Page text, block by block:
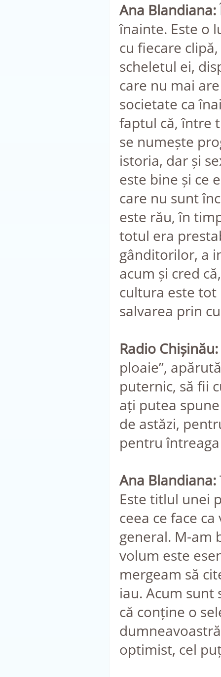
Ana Blandiana:
înainte. Este o
cu fiecare
scheletul ei,
care nu mai
societate ca
faptul că, între
se numește
istoria, dar și
este bine și ce
care nu sunt
este rău, în
totul era
gânditorilor, a
acum și cred
cultura este
salvarea prin
Radio Chișinău:
ploaie”,
puternic, să fii
ați putea
de astăzi,
pentru
Ana Blandiana:
Este titlul unei
ceea ce face
general. M-am
volum este
mergeam să
iau. Acum sunt
că conține o
optimist, cel